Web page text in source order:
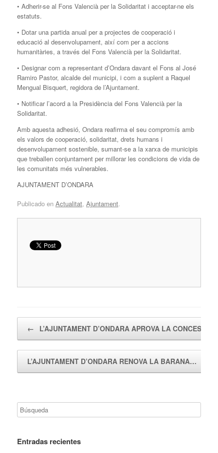
• Adherir-se al Fons Valencià per la Solidaritat i acceptar-ne els
estatuts.
• Dotar una partida anual per a projectes de cooperació i
educació al desenvolupament, així com per a accions
humanitàries, a través del Fons Valencià per la Solidaritat.
• Designar com a representant d’Ondara davant el Fons al José
Ramiro Pastor, alcalde del municipi, i com a suplent a Raquel
Mengual Bisquert, regidora de l’Ajuntament.
• Notificar l’acord a la Presidència del Fons Valencià per la
Solidaritat.
Amb aquesta adhesió, Ondara reafirma el seu compromís amb
els valors de cooperació, solidaritat, drets humans i
desenvolupament sostenible, sumant-se a la xarxa de municipis
que treballen conjuntament per millorar les condicions de vida de
les comunitats més vulnerables.
AJUNTAMENT D’ONDARA
Publicado en Actualitat, Ajuntament.
← L’AJUNTAMENT D’ONDARA APROVA LA
L’AJUNTAMENT D’ONDARA RENOVA LA BARANA…
Entradas recientes